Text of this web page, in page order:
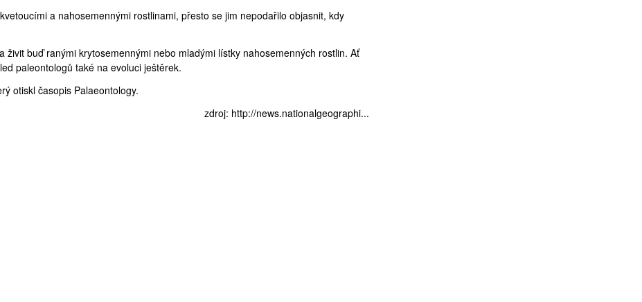
a nahosemennými rostlinami, přesto se jim nepodařilo objasnit, kdy
buď ranými krytosemennými nebo mladými lístky nahosemenných rostlin. Ať
paleontologů také na evoluci ještěrek.
otiskl časopis Palaeontology.
zdroj: http://news.nationalgeographi...